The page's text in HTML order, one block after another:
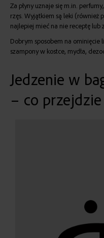
Za płyny uznaje się m.in.
rzęs. Wyjątkiem są leki (również
najlepiej mieć na nie receptę lub
Dobrym sposobem na ominięcie
szampony w kostce, mydła,
Jedzenie w
– co